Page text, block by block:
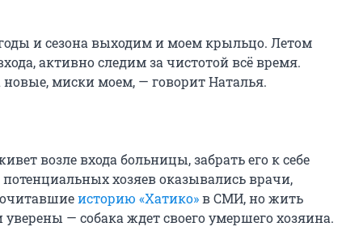
и сезона выходим и моем крыльцо. Летом
активно следим за чистотой всё время.
миски моем, — говорит Наталья.
возле входа больницы, забрать его к себе
хозяев оказывались врачи,
историю «Хатико»в СМИ, но жить
уверены — собака ждет своего умершего хозяина.